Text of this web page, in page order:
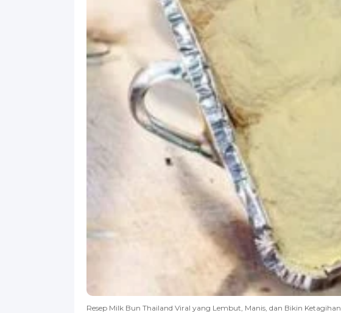
Resep Milk Bun Thailand Viral yang Lembut, Manis, dan Bikin Ketagihan